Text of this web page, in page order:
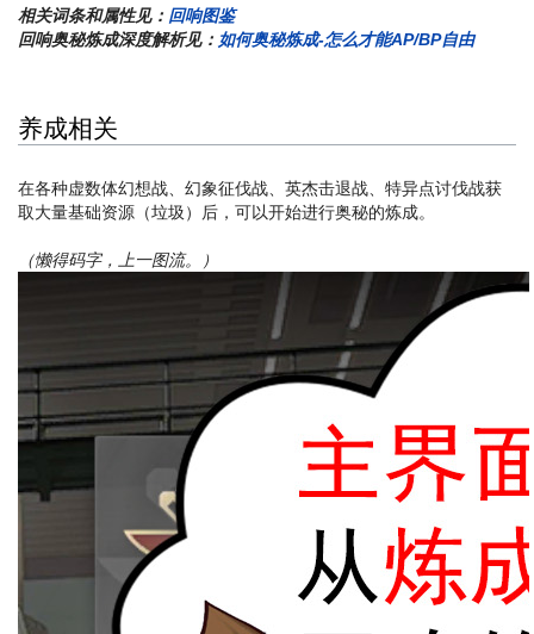
相关词条和属性见： 回响图鉴
回响奥秘炼成深度解析见： 如何奥秘炼成-怎么才能AP/BP自由
养成相关
在各种虚数体幻想战、幻象征伐战、英杰击退战、特异点讨伐战获
取大量基础资源（垃圾）后，可以开始进行奥秘的炼成。
（懒得码字，上一图流。）